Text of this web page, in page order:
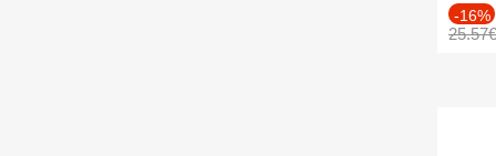
-16%
25.57€